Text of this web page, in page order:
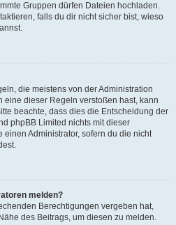
Gruppen dürfen Dateien hochladen.
falls du dir nicht sicher bist, wieso
die meistens von der Administration
eine dieser Regeln verstoßen hast, kann
beachte, dass dies die Entscheidung der
phpBB Limited nichts mit dieser
einen Administrator, sofern du die nicht
melden?
Berechtigungen vergeben hat,
des Beitrags, um diesen zu melden.